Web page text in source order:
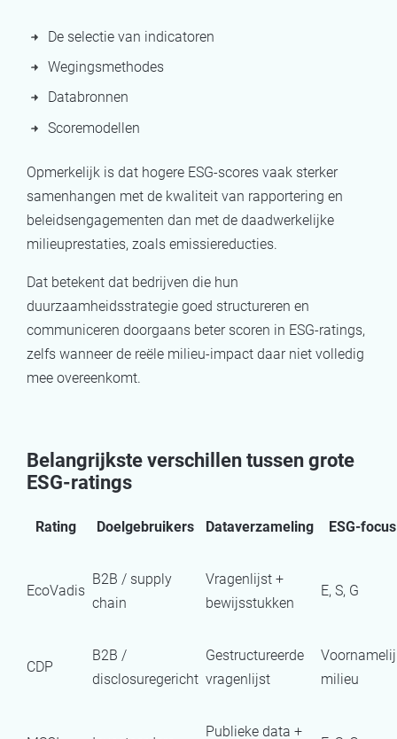
De selectie van indicatoren
Wegingsmethodes
Databronnen
Scoremodellen
Opmerkelijk is dat hogere ESG-scores vaak sterker
samenhangen met de kwaliteit van rapportering en
beleidsengagementen dan met de daadwerkelijke
milieuprestaties, zoals emissiereducties.
Dat betekent dat bedrijven die hun
duurzaamheidsstrategie goed structureren en
communiceren doorgaans beter scoren in ESG-ratings,
zelfs wanneer de reële milieu-impact daar niet volledig
mee overeenkomt.
Belangrijkste verschillen tussen grote
ESG-ratings
Rating Doelgebruikers Dataverzameling ESG-focus
EcoVadis
B2B / supply
chain
Vragenlijst +
bewijsstukken
E, S, G
CDP
B2B /
disclosuregericht
Gestructureerde
vragenlijst
milieu
Publieke data +